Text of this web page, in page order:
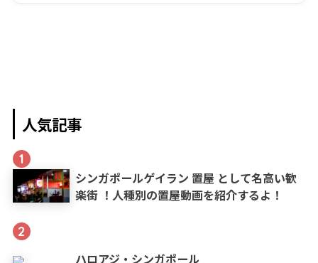
人気記事
1
シンガポールゲイラン 置屋 として名高い歓
楽街 ！人種別の置屋動画を紹介するよ！
2
ハロアジ・シンガポール